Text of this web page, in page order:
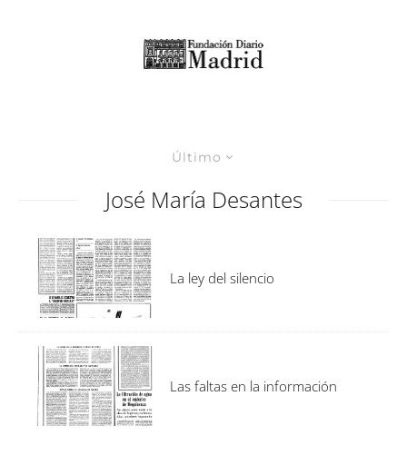
Último
José María Desantes
La ley del silencio
Las faltas en la información